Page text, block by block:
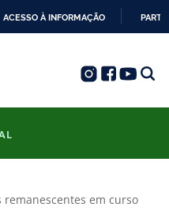
ACESSO À INFORMAÇÃO
remanescentes em curso